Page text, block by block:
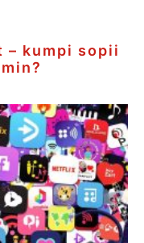
kumpi sopii